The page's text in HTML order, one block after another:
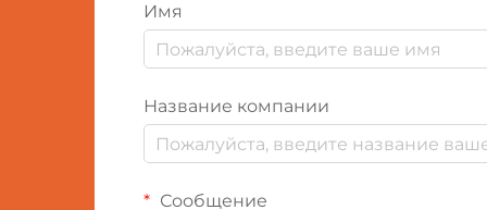
Имя
Название компании
Сообщение